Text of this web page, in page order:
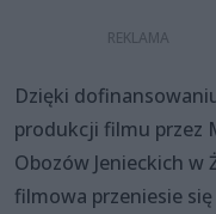
Dzięki
produkcji filmu przez
Obozów Jenieckich w
filmowa przeniesie